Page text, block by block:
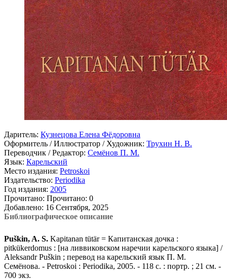
Даритель: Кузнецова Елена Фёдоровна
Оформитель / Иллюстратор / Художник: Трухин Н. В.
Переводчик / Редактор: Семёнов П. М.
Язык: Карельский
Место издания: Petroskoi
Издательство: Periodika
Год издания: 2005
Прочитано: Прочитано: 0
Добавлено: 16 Сентября, 2025
Библиографическое описание
Puškin, A. S. Kapitanan tütär = Капитанская дочка :
pitkükerdomus : [на ливвиковском наречии карельского языка] /
Aleksandr Puškin ; перевод на карельский язык П. М.
Семёнова. - Petroskoi : Periodika, 2005. - 118 с. : портр. ; 21 см. -
700 экз.